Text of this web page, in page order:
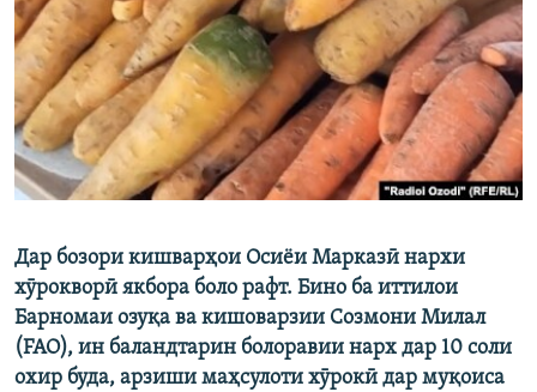
ГУЗОРИШҲОИ РАДИОӢ
Русский
ПАЙГИРӢ КУНЕД
Ҳамаи сомонаҳои RFE/RL
Дар бозори кишварҳои Осиёи Марказӣ нархи
хӯрокворӣ якбора боло рафт. Бино ба иттилои
Барномаи озуқа ва кишоварзии Созмони Милал
(FAO), ин баландтарин болоравии нарх дар 10 соли
охир буда, арзиши маҳсулоти хӯрокӣ дар муқоиса